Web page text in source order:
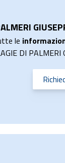
le
DI PALMERI